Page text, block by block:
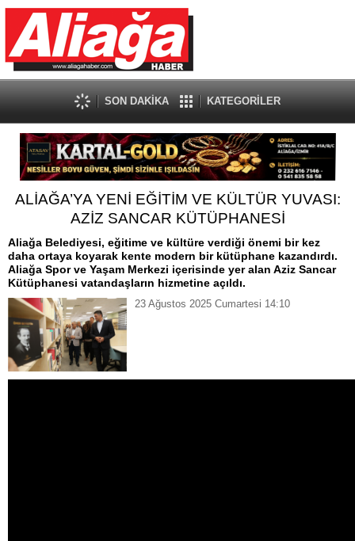
SON DAKİKA KATEGORİLER
ALİAĞA’YA YENİ EĞİTİM VE KÜLTÜR YUVASI:
AZİZ SANCAR KÜTÜPHANESİ
Aliağa Belediyesi, eğitime ve kültüre verdiği önemi bir kez
daha ortaya koyarak kente modern bir kütüphane kazandırdı.
Aliağa Spor ve Yaşam Merkezi içerisinde yer alan Aziz Sancar
Kütüphanesi vatandaşların hizmetine açıldı.
23 Ağustos 2025 Cumartesi 14:10